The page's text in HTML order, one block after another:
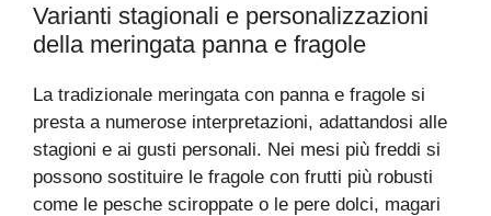
Varianti stagionali e personalizzazioni
della meringata panna e fragole
La tradizionale meringata con panna e fragole si
presta a numerose interpretazioni, adattandosi alle
stagioni e ai gusti personali. Nei mesi più freddi si
possono sostituire le fragole con frutti più robusti
come le pesche sciroppate o le pere dolci, magari